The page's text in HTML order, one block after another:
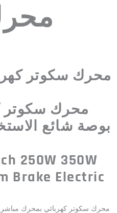
بوصة شائع
250W 350W
Brake Electric